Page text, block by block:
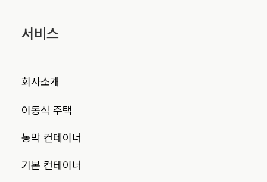
서비스
회사소개
이동식 주택
농막 컨테이너
기본 컨테이너